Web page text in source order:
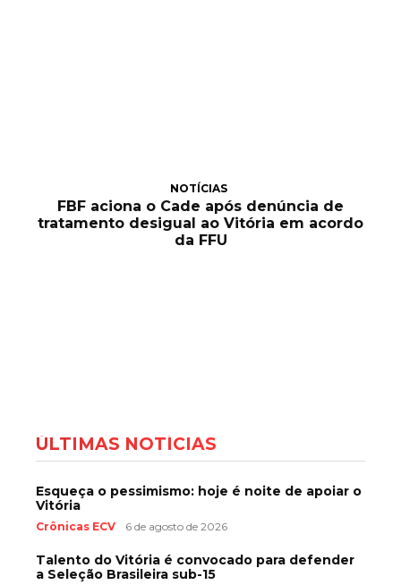
NOTÍCIAS
FBF aciona o Cade após denúncia de
tratamento desigual ao Vitória em acordo
da FFU
ÚLTIMAS NOTÍCIAS
Esqueça o pessimismo: hoje é noite de apoiar o
Vitória
Crônicas ECV 6 de agosto de 2026
Talento do Vitória é convocado para defender
a Seleção Brasileira sub-15